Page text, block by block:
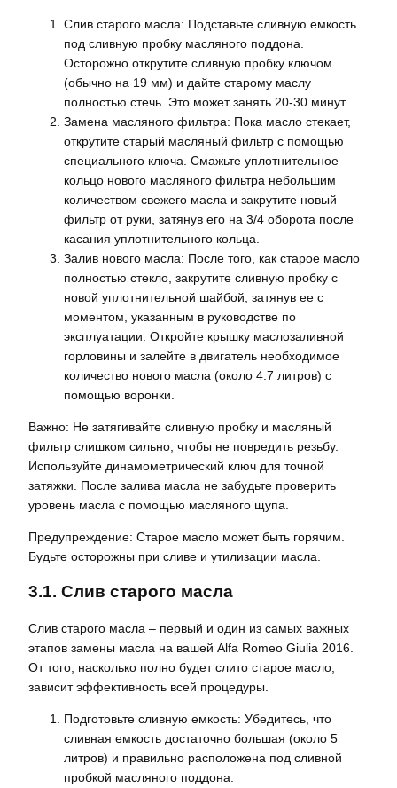
Слив старого масла: Подставьте сливную емкость
под сливную пробку масляного поддона.
Осторожно открутите сливную пробку ключом
(обычно на 19 мм) и дайте старому маслу
полностью стечь. Это может занять 20-30 минут.
Замена масляного фильтра: Пока масло стекает,
открутите старый масляный фильтр с помощью
специального ключа. Смажьте уплотнительное
кольцо нового масляного фильтра небольшим
количеством свежего масла и закрутите новый
фильтр от руки, затянув его на 3/4 оборота после
касания уплотнительного кольца.
Залив нового масла: После того, как старое масло
полностью стекло, закрутите сливную пробку с
новой уплотнительной шайбой, затянув ее с
моментом, указанным в руководстве по
эксплуатации. Откройте крышку маслозаливной
горловины и залейте в двигатель необходимое
количество нового масла (около 4.7 литров) с
помощью воронки.
Важно: Не затягивайте сливную пробку и масляный
фильтр слишком сильно, чтобы не повредить резьбу.
Используйте динамометрический ключ для точной
затяжки. После залива масла не забудьте проверить
уровень масла с помощью масляного щупа.
Предупреждение: Старое масло может быть горячим.
Будьте осторожны при сливе и утилизации масла.
3.1. Слив старого масла
Слив старого масла – первый и один из самых важных
этапов замены масла на вашей Alfa Romeo Giulia 2016.
От того, насколько полно будет слито старое масло,
зависит эффективность всей процедуры.
Подготовьте сливную емкость: Убедитесь, что
сливная емкость достаточно большая (около 5
литров) и правильно расположена под сливной
пробкой масляного поддона.